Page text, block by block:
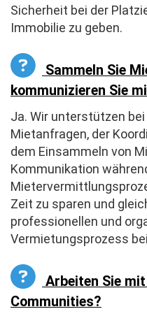
Sicherheit bei der
Immobilie zu geben.
Sammeln Sie
kommunizieren Sie
Ja. Wir unterstützen
Mietanfragen, der
dem Einsammeln von
Kommunikation
Zeit zu sparen und
professionellen und
Vermietungsprozess
Arbeiten Sie
Communities?